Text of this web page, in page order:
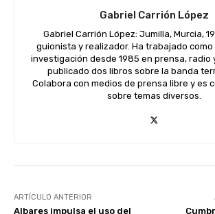
Gabriel Carrión López
Gabriel Carrión López: Jumilla, Murcia,
guionista y realizador. Ha trabajado
investigación desde 1985 en prensa, radio
publicado dos libros sobre la banda
Colabora con medios de prensa libre y es
sobre temas diversos.
ARTÍCULO ANTERIOR
Albares impulsa el uso del